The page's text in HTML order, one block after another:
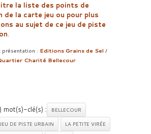
la liste des points de
la carte jeu ou pour plus
au sujet de ce jeu de piste
.
présentation : Editions Grains de Sel /
Charité Bellecour
mot(s)-clé(s) :
BELLECOUR
JEU DE PISTE URBAIN
LA PETITE VIRÉE